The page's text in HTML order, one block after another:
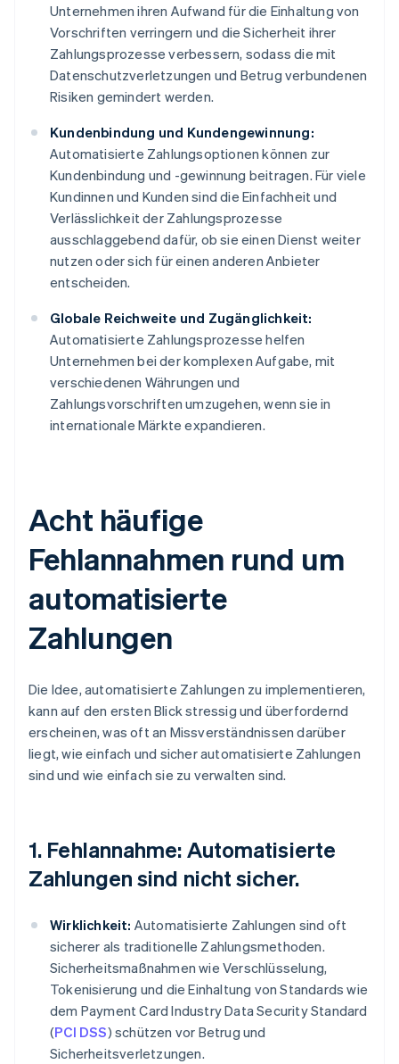
Unternehmen ihren Aufwand für die Einhaltung von
Vorschriften verringern und die Sicherheit ihrer
Zahlungsprozesse verbessern, sodass die mit
Datenschutzverletzungen und Betrug verbundenen
Risiken gemindert werden.
Kundenbindung und Kundengewinnung:
Automatisierte Zahlungsoptionen können zur
Kundenbindung und -gewinnung beitragen. Für viele
Kundinnen und Kunden sind die Einfachheit und
Verlässlichkeit der Zahlungsprozesse
ausschlaggebend dafür, ob sie einen Dienst weiter
nutzen oder sich für einen anderen Anbieter
entscheiden.
Globale Reichweite und Zugänglichkeit:
Automatisierte Zahlungsprozesse helfen
Unternehmen bei der komplexen Aufgabe, mit
verschiedenen Währungen und
Zahlungsvorschriften umzugehen, wenn sie in
internationale Märkte expandieren.
Acht häufige
Fehlannahmen rund um
automatisierte
Zahlungen
Die Idee, automatisierte Zahlungen zu implementieren,
kann auf den ersten Blick stressig und überfordernd
erscheinen, was oft an Missverständnissen darüber
liegt, wie einfach und sicher automatisierte Zahlungen
sind und wie einfach sie zu verwalten sind.
1. Fehlannahme: Automatisierte
Zahlungen sind nicht sicher.
Wirklichkeit: Automatisierte Zahlungen sind oft
sicherer als traditionelle Zahlungsmethoden.
Sicherheitsmaßnahmen wie Verschlüsselung,
Tokenisierung und die Einhaltung von Standards wie
dem Payment Card Industry Data Security Standard
(PCI DSS) schützen vor Betrug und
Sicherheitsverletzungen.